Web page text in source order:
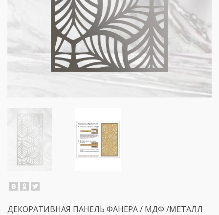
ДЕКОРАТИВНАЯ ПАНЕЛЬ ФАНЕРА / МДФ /МЕТАЛЛ